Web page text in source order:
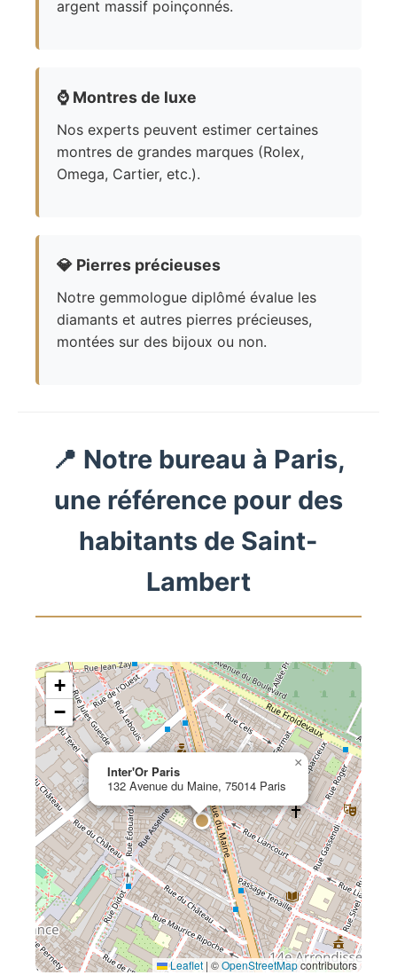
argent massif poinçonnés.
⌚ Montres de luxe
Nos experts peuvent estimer certaines
montres de grandes marques (Rolex,
Omega, Cartier, etc.).
💎 Pierres précieuses
Notre gemmologue diplômé évalue les
diamants et autres pierres précieuses,
montées sur des bijoux ou non.
📍 Notre bureau à Paris,
une référence pour des
habitants de Saint-
Lambert
Inter'Or Paris
132 Avenue du Maine, 75014 Paris
×
+
−
Leaflet | ©OpenStreetMapcontributors